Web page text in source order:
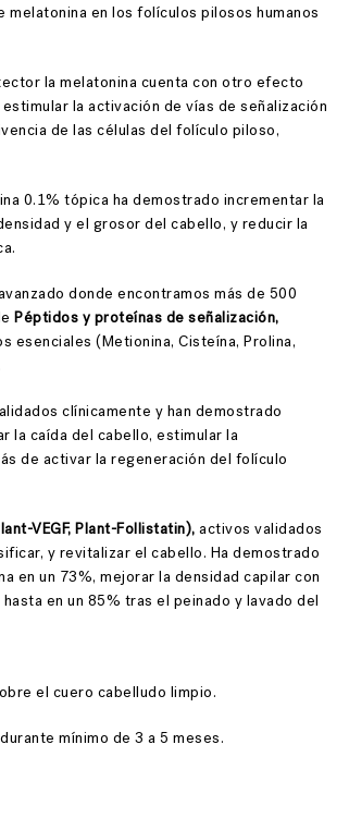
en los folículos pilosos humanos
la melatonina cuenta con otro efecto
la activación de vías de señalización
de las células del folículo piloso,
0.1% tópica ha demostrado incrementar la
y el grosor del cabello, y reducir la
donde encontramos más de 500
Péptidos y proteínas de señalización,
esenciales (Metionina, Cisteína, Prolina,
clínicamente y han demostrado
la caída del cabello, estimular la
de activar la regeneración del folículo
VEGF, Plant-Follistatin), activos validados
y revitalizar el cabello. Ha demostrado
en un 73%, mejorar la densidad capilar con
en un 85% tras el peinado y lavado del
el cuero cabelludo limpio.
mínimo de 3 a 5 meses.